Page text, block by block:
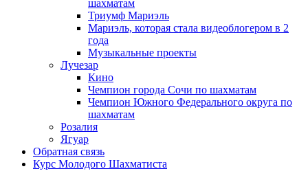
шахматам
Триумф Мариэль
Мариэль, которая стала видеоблогером в 2
года
Музыкальные проекты
Лучезар
Кино
Чемпион города Сочи по шахматам
Чемпион Южного Федерального округа по
шахматам
Розалия
Ягуар
Обратная связь
Курс Молодого Шахматиста